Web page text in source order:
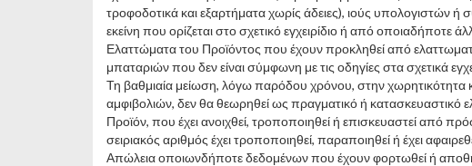
τροφοδοτικά και εξαρτήματα χωρίς άδειες), ιούς υπολογιστών
εκείνη που ορίζεται στο σχετικό εγχειρίδιο ή από
Ελαττώματα του Προϊόντος που έχουν προκληθεί από
μπαταριών που δεν είναι σύμφωνη με τις οδηγίες στα σχετικά
Τη βαθμιαία μείωση, λόγω παρόδου χρόνου, στην
αμφιβολιών, δεν θα θεωρηθεί ως πραγματικό ή κατασκευαστικό
Προϊόν, που έχει ανοιχθεί, τροποποιηθεί ή επισκευαστεί από
σειριακός αριθμός έχει τροποποιηθεί, παραποιηθεί ή έχει
Απώλεια οποιωνδήποτε δεδομένων που έχουν φορτωθεί ή